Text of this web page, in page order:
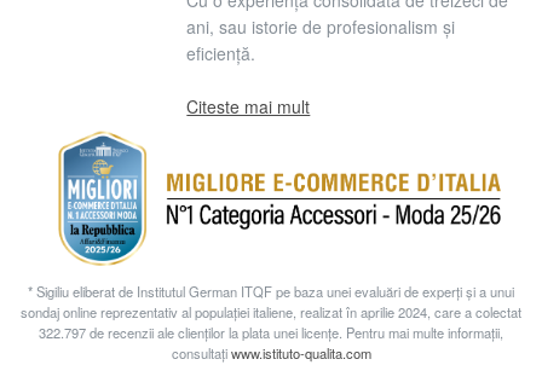
ani, sau istorie de profesionalism și
eficiență.
Citeste mai mult
* Sigiliu eliberat de Institutul German ITQF pe baza unei evaluări de experți și a unui
sondaj online reprezentativ al populației italiene, realizat în aprilie 2024, care a colectat
322.797 de recenzii ale clienților la plata unei licențe. Pentru mai multe informații,
consultațiwww.istituto-qualita.com